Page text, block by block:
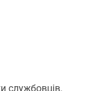
службовців.